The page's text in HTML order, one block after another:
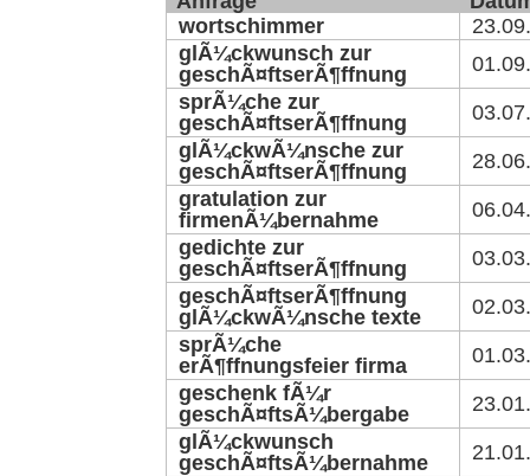
wortschimmer
glÃ¼ckwunsch zur
geschÃ¤ftserÃ¶ffnung
sprÃ¼che zur
geschÃ¤ftserÃ¶ffnung
glÃ¼ckwÃ¼nsche zur
geschÃ¤ftserÃ¶ffnung
gratulation zur
firmenÃ¼bernahme
gedichte zur
geschÃ¤ftserÃ¶ffnung
geschÃ¤ftserÃ¶ffnung
glÃ¼ckwÃ¼nsche texte
sprÃ¼che
erÃ¶ffnungsfeier firma
geschenk fÃ¼r
geschÃ¤ftsÃ¼bergabe
glÃ¼ckwunsch
geschÃ¤ftsÃ¼bernahme